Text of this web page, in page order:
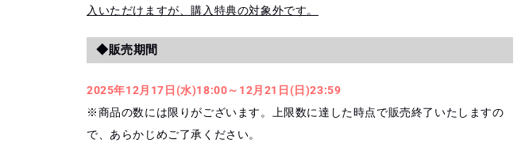
入いただけますが、購入特典の対象外です。
◆販売期間
2025年12月17日(水)18:00～12月21日(日)23:59
※商品の数には限りがございます。上限数に達した時点で販売終了いたしますの
で、あらかじめご了承ください。